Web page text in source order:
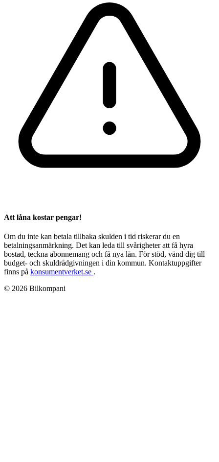
Att låna kostar pengar!
Om du inte kan betala tillbaka skulden i tid riskerar du en
betalningsanmärkning. Det kan leda till svårigheter att få hyra
bostad, teckna abonnemang och få nya lån. För stöd, vänd dig till
budget- och skuldrådgivningen i din kommun. Kontaktuppgifter
finns på konsumentverket.se .
© 2026 Bilkompani